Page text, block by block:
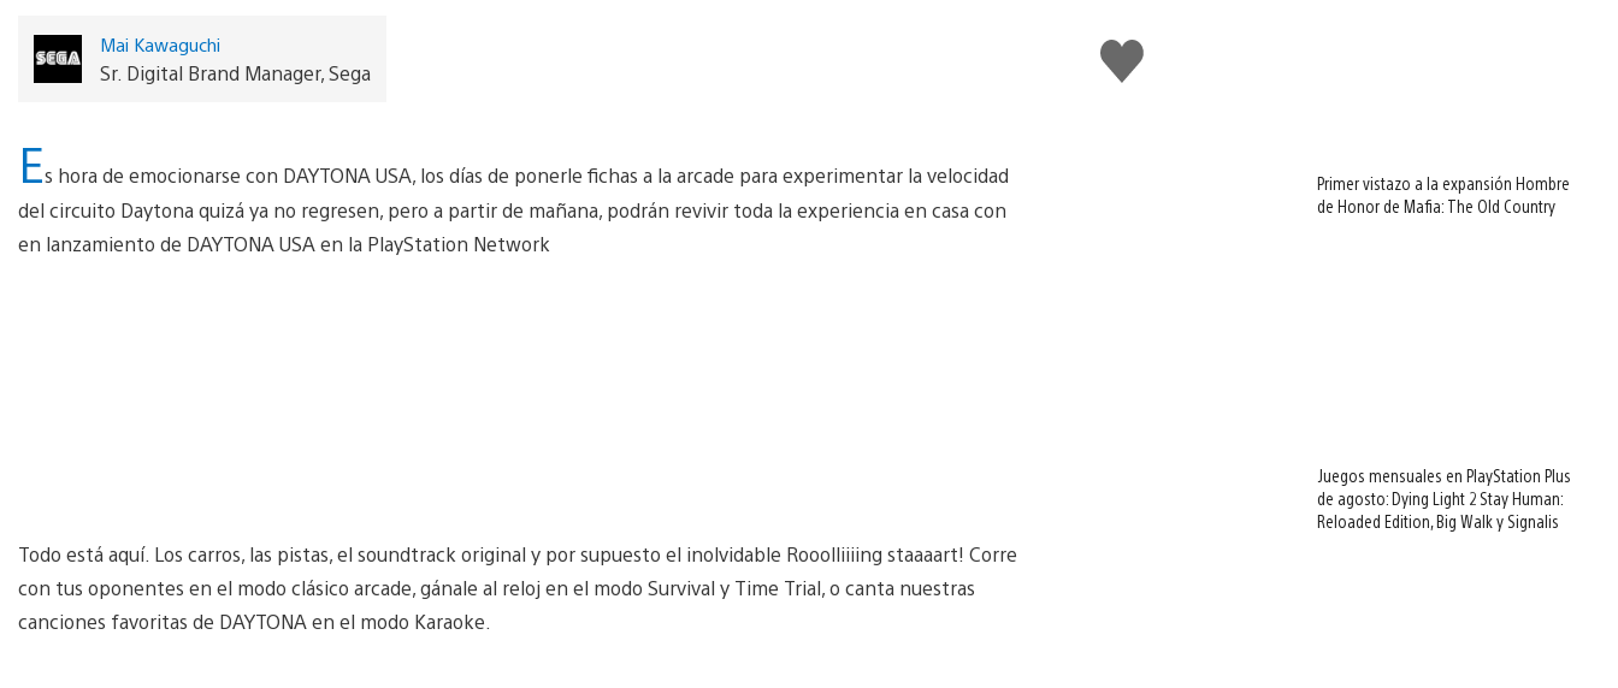
Me
gusta
Mai Kawaguchi
Sr. Digital Brand Manager, Sega
Es hora de emocionarse con DAYTONA USA, los días de ponerle fichas a la arcade para experimentar la velocidad
del circuito Daytona quizá ya no regresen, pero a partir de mañana, podrán revivir toda la experiencia en casa con
en lanzamiento de DAYTONA USA en la PlayStation Network
Todo está aquí. Los carros, las pistas, el soundtrack original y por supuesto el inolvidable Rooolliiiing staaaart! Corre
con tus oponentes en el modo clásico arcade, gánale al reloj en el modo Survival y Time Trial, o canta nuestras
canciones favoritas de DAYTONA en el modo Karaoke.
Primer vistazo a la expansión Hombre
de Honor de Mafia: The Old Country
Juegos mensuales en PlayStation Plus
de agosto: Dying Light 2 Stay Human:
Reloaded Edition, Big Walk y Signalis